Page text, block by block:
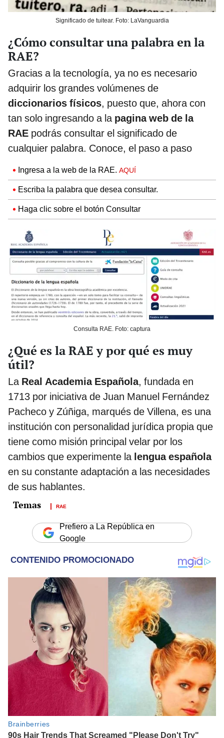
Significado de tuitear. Foto: LaVanguardia
¿Cómo consultar una palabra en la
RAE?
Gracias a la tecnología, ya no es necesario
adquirir los grandes volúmenes de
diccionarios físicos, puesto que, ahora con
tan solo ingresando a la pagina web de la
RAE podrás consultar el significado de
cualquier palabra. Conoce, el paso a paso
Ingresa a la web de la RAE. AQUÍ
Escriba la palabra que desea consultar.
Haga clic sobre el botón Consultar
Consulta RAE. Foto: captura
¿Qué es la RAE y por qué es muy
útil?
La Real Academia Española, fundada en
1713 por iniciativa de Juan Manuel Fernández
Pacheco y Zúñiga, marqués de Villena, es una
institución con personalidad jurídica propia que
tiene como misión principal velar por los
cambios que experimente la lengua española
en su constante adaptación a las necesidades
de sus hablantes.
RAE
Prefiero a La República en
Google